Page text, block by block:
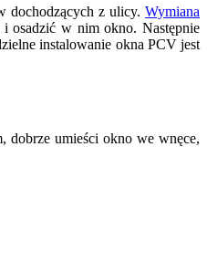
dochodzących z ulicy. Wymiana
i osadzić w nim okno. Następnie
instalowanie okna PCV jest
dobrze umieści okno we wnęce,